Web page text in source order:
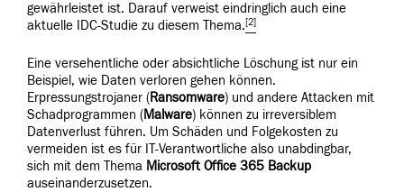
gewährleistet ist. Darauf verweist eindringlich auch eine
aktuelle IDC-Studie zu diesem Thema.[2]
Eine versehentliche oder absichtliche Löschung ist nur ein
Beispiel, wie Daten verloren gehen können.
Erpressungstrojaner (Ransomware) und andere Attacken mit
Schadprogrammen (Malware) können zu irreversiblem
Datenverlust führen. Um Schäden und Folgekosten zu
vermeiden ist es für IT-Verantwortliche also unabdingbar,
sich mit dem Thema Microsoft Office 365 Backup
auseinanderzusetzen.